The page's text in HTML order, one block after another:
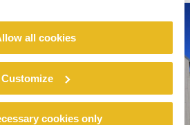
all cookies
Customize
cookies only